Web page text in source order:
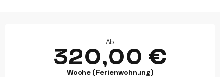
Ab
320,00 €
Woche (Ferienwohnung)